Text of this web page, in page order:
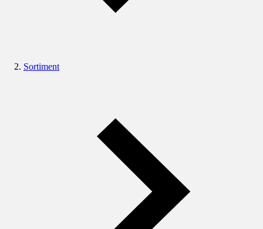
Sortiment